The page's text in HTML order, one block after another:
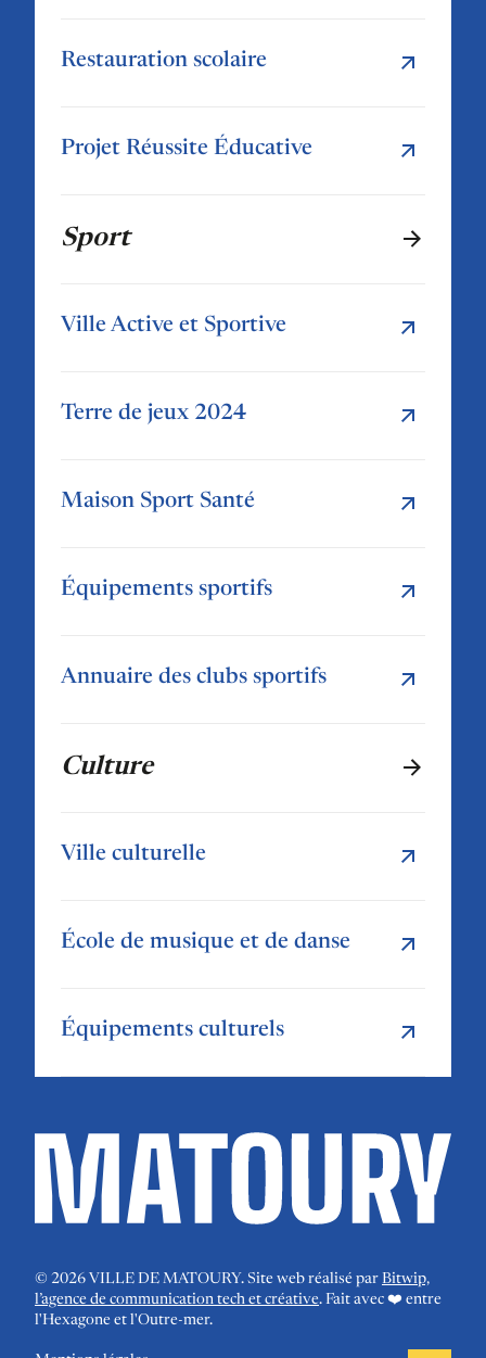
Restauration scolaire
Projet Réussite Éducative
Sport
Ville Active et Sportive
Terre de jeux 2024
Maison Sport Santé
Équipements sportifs
Annuaire des clubs sportifs
Culture
Ville culturelle
École de musique et de danse
Équipements culturels
© 2026 VILLE DE MATOURY. Site web réalisé par Bitwip,
l’agence de communication tech et créative. Fait avec ❤️ entre
l'Hexagone et l'Outre-mer.